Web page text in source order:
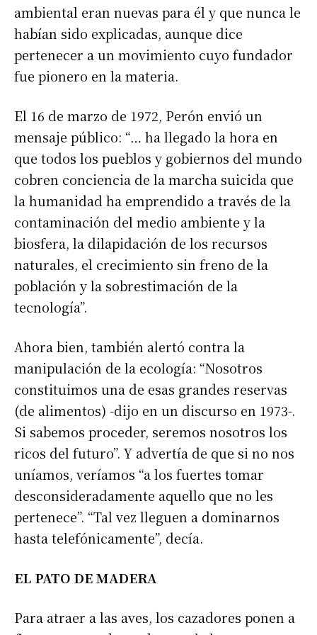
ambiental eran nuevas para él y que nunca le
habían sido explicadas, aunque dice
pertenecer a un movimiento cuyo fundador
fue pionero en la materia.
El 16 de marzo de 1972, Perón envió un
mensaje público: “… ha llegado la hora en
que todos los pueblos y gobiernos del mundo
cobren conciencia de la marcha suicida que
la humanidad ha emprendido a través de la
contaminación del medio ambiente y la
biosfera, la dilapidación de los recursos
naturales, el crecimiento sin freno de la
población y la sobrestimación de la
tecnología”.
Ahora bien, también alertó contra la
manipulación de la ecología: “Nosotros
constituimos una de esas grandes reservas
(de alimentos) -dijo en un discurso en 1973-.
Si sabemos proceder, seremos nosotros los
ricos del futuro”. Y advertía de que si no nos
uníamos, veríamos “a los fuertes tomar
desconsideradamente aquello que no les
pertenece”. “Tal vez lleguen a dominarnos
hasta telefónicamente”, decía.
EL PATO DE MADERA
Para atraer a las aves, los cazadores ponen a